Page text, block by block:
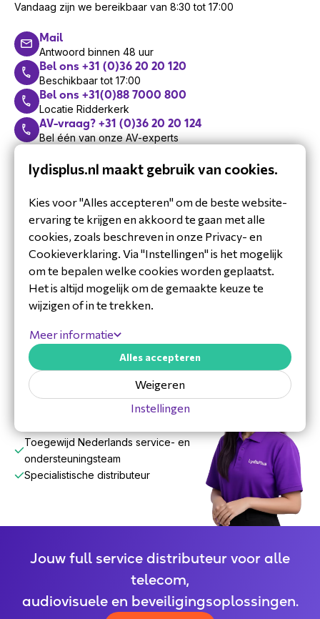
Vandaag zijn we bereikbaar van 8:30 tot 17:00
Mail
Antwoord binnen 48 uur
Bel ons +31 (0)36 20 20 120
Beschikbaar tot 17:00
Bel ons +31(0)88 7000 800
Locatie Ridderkerk
AV-vraag? +31 (0)36 20 20 124
Bel één van onze AV-experts
Bel ons technische support team
Maak een afspraak
Schrijf je in voor de
nieuwsbrief
Blijf op de hoogte van ons laatste
nieuws.
Toegewijd Nederlands service- en
ondersteuningsteam
Specialistische distributeur
Jouw full service distributeur voor alle
telecom,
audiovisuele en beveiligingsoplossingen.
lydisplus.nl maakt gebruik van cookies.
Kies voor "Alles accepteren" om de beste website-
ervaring te krijgen en akkoord te gaan met alle
cookies, zoals beschreven in onze Privacy- en
Cookieverklaring. Via "Instellingen" is het mogelijk
om te bepalen welke cookies worden geplaatst.
Het is altijd mogelijk om de gemaakte keuze te
wijzigen of in te trekken.
Meer informatie
Instellingen
Weigeren
Alles accepteren